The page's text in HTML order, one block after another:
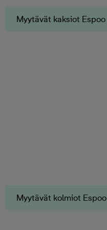
Myytävät kaksiot Espoo
Myytävät kolmiot Espoo